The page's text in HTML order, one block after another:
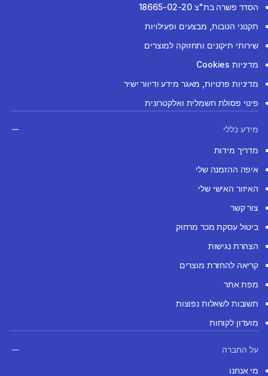
הסדר פשרה בת"צ 18665-02-20
תקנוני הטבות, מבצעים ופעילויות
שירותי תיקונים ותחזוקה למוצרים
מדיניות Cookies
מדיניות פרטיות, מאגר מידע ודיוור ישיר
פינוי פסולת חשמלית ואלקטרונית
מידע כללי
מדריך מידות
איפה ההזמנה שלי
האיזור האישי שלי
צור קשר
ביטול עסקת מכר מרחוק
הצהרת נגישות
קריאה להחזרת מוצרים
מפת אתר
תשובות לשאלות נפוצות
מועדון לקוחות
על החברה
מי אנחנו